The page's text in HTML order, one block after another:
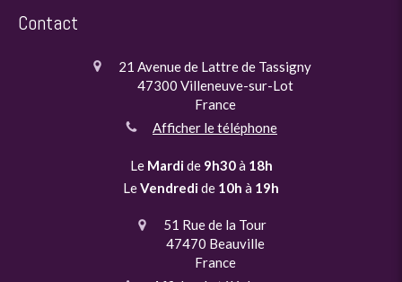
Contact
21 Avenue de Lattre de Tassigny
47300 Villeneuve-sur-Lot
France
Afficher le téléphone
Le Mardide 9h30à 18h
LeVendredide 10h à 19h
51 Rue de la Tour
47470 Beauville
France